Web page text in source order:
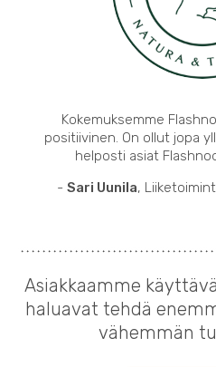
Kokemuksemme
positiivinen. On ollut jopa
helposti asiat
-Sari Uunila,
Asiakkaamme
haluavat tehdä
vähemmän